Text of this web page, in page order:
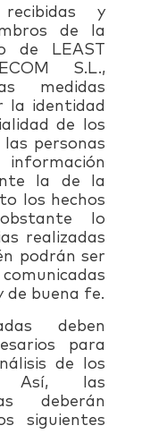
y
de la
de LEAST
S.L.,
medidas
la identidad
de los
personas
la de la
los hechos
lo
realizadas
podrán ser
de buena fe.
deben
para
de los
Así, las
deberán
siguientes